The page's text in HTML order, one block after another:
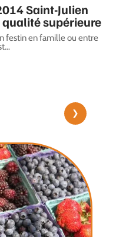
Saint-Julien
qualité supérieure
festin en famille ou entre
…